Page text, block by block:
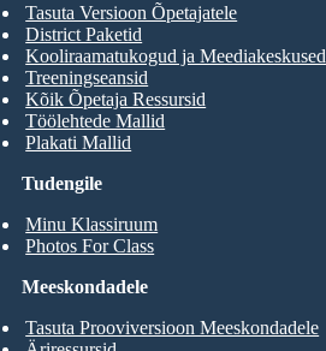
Tudengile
Minu Klassiruum
Photos For Class
Tasuta Versioon Õpetajatele
District Paketid
Kooliraamatukogud ja Meediakeskused
Treeningseansid
Kõik Õpetaja Ressursid
Töölehtede Mallid
Plakati Mallid
Meeskondadele
Tasuta Prooviversioon Meeskondadele